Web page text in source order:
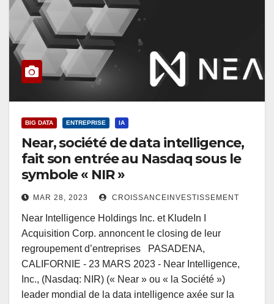
BIG DATA ENTREPRISE IA
Near, société de data intelligence,
fait son entrée au Nasdaq sous le
symbole « NIR »
MAR 28, 2023 CROISSANCEINVESTISSEMENT
Near Intelligence Holdings Inc. et KludeIn I
Acquisition Corp. annoncent le closing de leur
regroupement d’entreprises PASADENA,
CALIFORNIE - 23 MARS 2023 - Near Intelligence,
Inc., (Nasdaq: NIR) (« Near » ou « la Société »)
leader mondial de la data intelligence axée sur la